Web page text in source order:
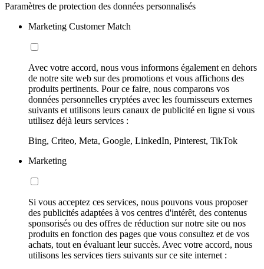
Paramètres de protection des données personnalisés
Marketing Customer Match
Avec votre accord, nous vous informons également en dehors
de notre site web sur des promotions et vous affichons des
produits pertinents. Pour ce faire, nous comparons vos
données personnelles cryptées avec les fournisseurs externes
suivants et utilisons leurs canaux de publicité en ligne si vous
utilisez déjà leurs services :
Bing, Criteo, Meta, Google, LinkedIn, Pinterest, TikTok
Marketing
Si vous acceptez ces services, nous pouvons vous proposer
des publicités adaptées à vos centres d'intérêt, des contenus
sponsorisés ou des offres de réduction sur notre site ou nos
produits en fonction des pages que vous consultez et de vos
achats, tout en évaluant leur succès. Avec votre accord, nous
utilisons les services tiers suivants sur ce site internet :